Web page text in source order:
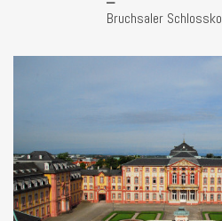
Bruchsaler